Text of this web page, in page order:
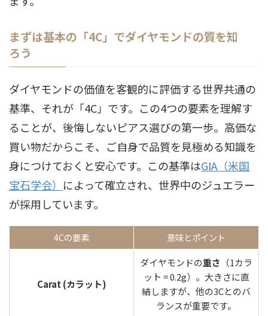
まずは基本の「4C」でダイヤモンドの質を知
ろう
ダイヤモンドの価値を客観的に評価する世界共通の
基準、それが「4C」です。この4つの要素を理解す
ることが、後悔しないピアス選びの第一歩。高価な
買い物だからこそ、ご自身で品質を見極める知識を
身につけておくと安心です。この基準はGIA（米国
宝石学会） によって確立され、世界中のジュエラー
が採用しています。
4Cの要素 意味とポイント
Carat (カラット)
ダイヤモンドの重さ （1カラ
ット = 0.2g）。大きさに直
結しますが、他の3Cとのバ
ランスが重要です。